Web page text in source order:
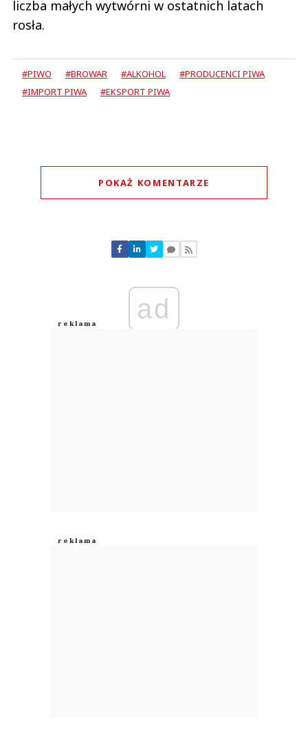
liczba małych wytwórni w ostatnich latach
rosła.
#PIWO #BROWAR #ALKOHOL
#PRODUCENCI PIWA
#IMPORT PIWA
#EKSPORT PIWA
POKAŻ KOMENTARZE
Nie znaleziono komentarzy
Zostaw swoje komentarze
Anuluj
ad